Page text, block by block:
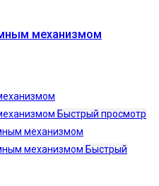
механизмом
Быстрый просмотр
Быстрый